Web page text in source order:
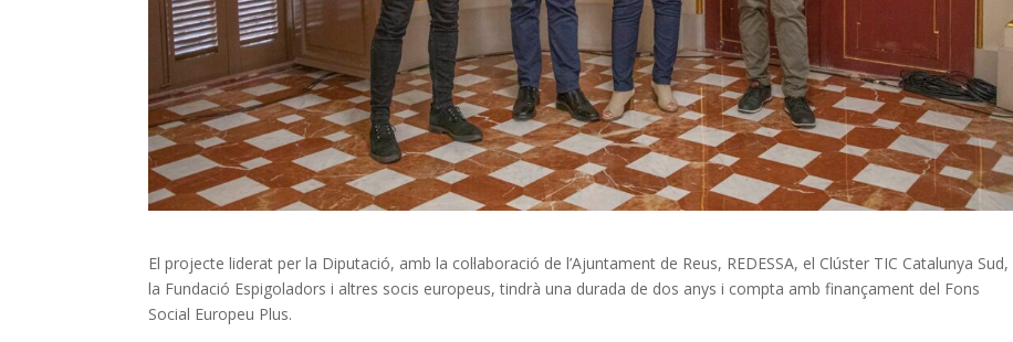
El projecte liderat per la Diputació, amb la col·laboració de l’Ajuntament de Reus, REDESSA, el Clúster TIC Catalunya Sud,
la Fundació Espigoladors i altres socis europeus, tindrà una durada de dos anys i compta amb finançament del Fons
Social Europeu Plus.